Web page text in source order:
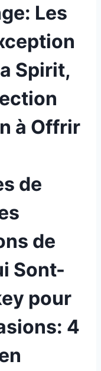
Les
Spirit,
à Offrir
de
de
Sont-
pour
4